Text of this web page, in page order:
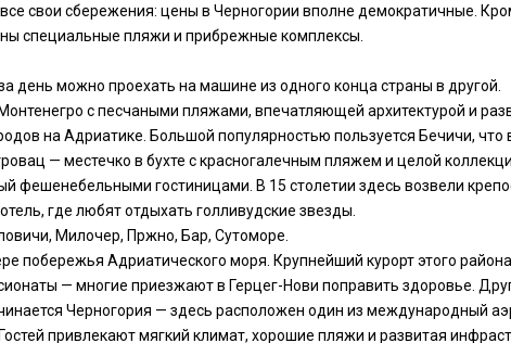
все свои сбережения: цены в Черногории вполне демократичные.
специальные пляжи и прибрежные комплексы.
день можно проехать на машине из одного конца страны в другой.
с песчаными пляжами, впечатляющей архитектурой и
на Адриатике. Большой популярностью пользуется Бечичи, что
— местечко в бухте с красногалечным пляжем и целой
фешенебельными гостиницами. В 15 столетии здесь возвели
где любят отдыхать голливудские звезды.
Милочер, Пржно, Бар, Сутоморе.
побережья Адриатического моря. Крупнейший курорт этого
— многие приезжают в Герцег-Нови поправить здоровье.
Черногория — здесь расположен один из международный
привлекают мягкий климат, хорошие пляжи и развитая